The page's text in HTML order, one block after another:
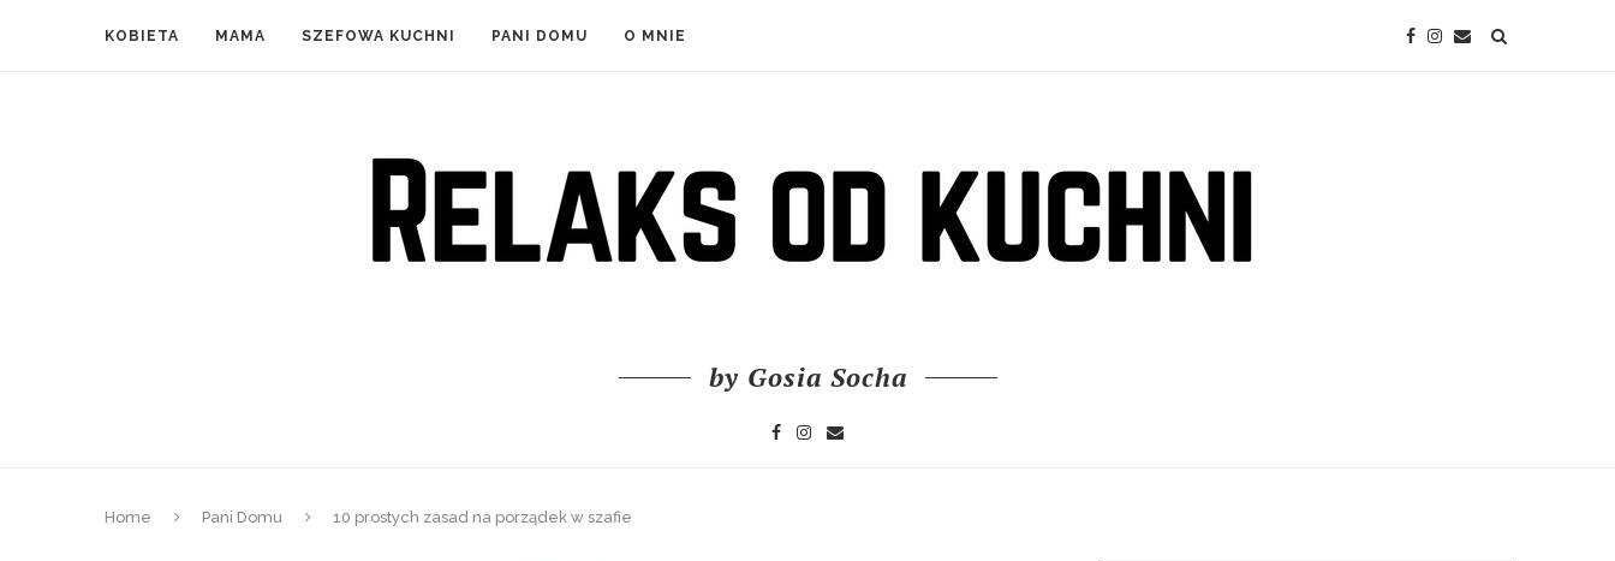
KOBIETA MAMA SZEFOWA KUCHNI PANI DOMU O MNIE
by Gosia Socha
Home Pani Domu 10 prostych zasad na porządek w szafie